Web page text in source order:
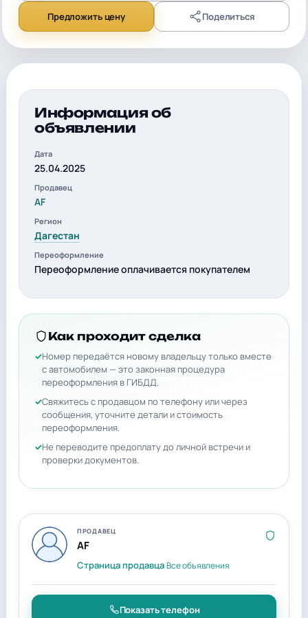
Предложить цену Поделиться
Информация об
объявлении
Дата
25.04.2025
Продавец
AF
Регион
Дагестан
Переоформление
Переоформление оплачивается покупателем
Как проходит сделка
Номер передаётся новому владельцу только вместе
с автомобилем — это законная процедура
переоформления в ГИБДД.
Свяжитесь с продавцом по телефону или через
сообщения, уточните детали и стоимость
переоформления.
Не переводите предоплату до личной встречи и
проверки документов.
ПРОДАВЕЦ
AF
Страница продавцаВсе объявления
Показать телефон